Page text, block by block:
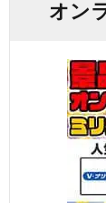
オン